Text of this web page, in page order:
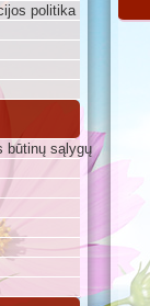
politika
būtinų sąlygų